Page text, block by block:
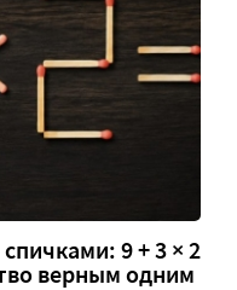
9 + 3 × 2
верным одним